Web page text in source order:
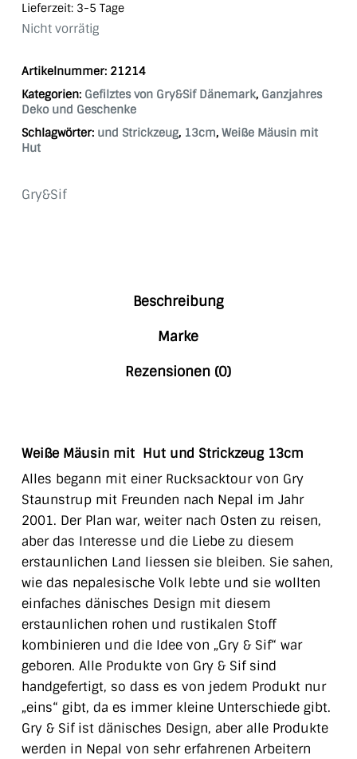
Lieferzeit: 3-5 Tage
Nicht vorrätig
Artikelnummer: 21214
Kategorien: Gefilztes von Gry&Sif Dänemark, Ganzjahres
Deko und Geschenke
Schlagwörter: und Strickzeug, 13cm, Weiße Mäusin mit
Hut
Gry&Sif
Beschreibung
Marke
Rezensionen (0)
Weiße Mäusin mit Hut und Strickzeug 13cm
Alles begann mit einer Rucksacktour von Gry
Staunstrup mit Freunden nach Nepal im Jahr
2001. Der Plan war, weiter nach Osten zu reisen,
aber das Interesse und die Liebe zu diesem
erstaunlichen Land liessen sie bleiben. Sie sahen,
wie das nepalesische Volk lebte und sie wollten
einfaches dänisches Design mit diesem
erstaunlichen rohen und rustikalen Stoff
kombinieren und die Idee von „Gry & Sif“ war
geboren. Alle Produkte von Gry & Sif sind
handgefertigt, so dass es von jedem Produkt nur
„eins“ gibt, da es immer kleine Unterschiede gibt.
Gry & Sif ist dänisches Design, aber alle Produkte
werden in Nepal von sehr erfahrenen Arbeitern